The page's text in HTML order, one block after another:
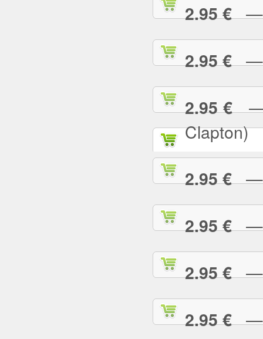
2.95 €—
2.95 €—
2.95 €—
Clapton)
2.95 €—
2.95 €—
2.95 €—
2.95 €—